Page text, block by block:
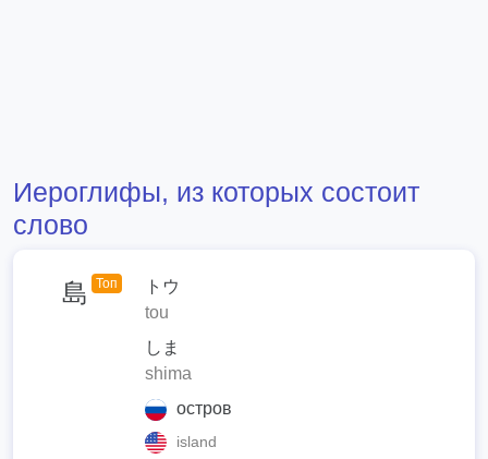
Иероглифы, из которых состоит
слово
島 Топ
トウ
tou
しま
shima
остров
island